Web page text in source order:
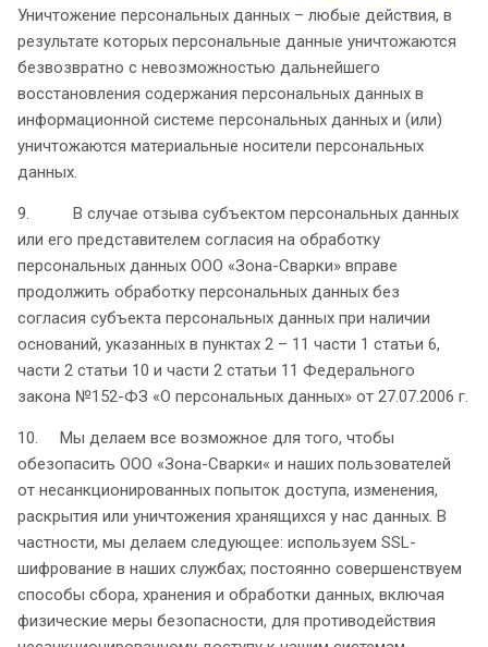
Уничтожение персональных данных – любые действия, в
результате которых персональные данные уничтожаются
безвозвратно с невозможностью дальнейшего
восстановления содержания персональных данных в
информационной системе персональных данных и (или)
уничтожаются материальные носители персональных
данных.
9. В случае отзыва субъектом персональных данных
или его представителем согласия на обработку
персональных данных ООО «Зона-Сварки» вправе
продолжить обработку персональных данных без
согласия субъекта персональных данных при наличии
оснований, указанных в пунктах 2 – 11 части 1 статьи 6,
части 2 статьи 10 и части 2 статьи 11 Федерального
закона №152-ФЗ «О персональных данных» от 27.07.2006 г.
10. Мы делаем все возможное для того, чтобы
обезопасить ООО «Зона-Сварки« и наших пользователей
от несанкционированных попыток доступа, изменения,
раскрытия или уничтожения хранящихся у нас данных. В
частности, мы делаем следующее: используем SSL-
шифрование в наших службах; постоянно совершенствуем
способы сбора, хранения и обработки данных, включая
физические меры безопасности, для противодействия